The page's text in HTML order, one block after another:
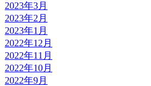
2023年3月
2023年2月
2023年1月
2022年12月
2022年11月
2022年10月
2022年9月